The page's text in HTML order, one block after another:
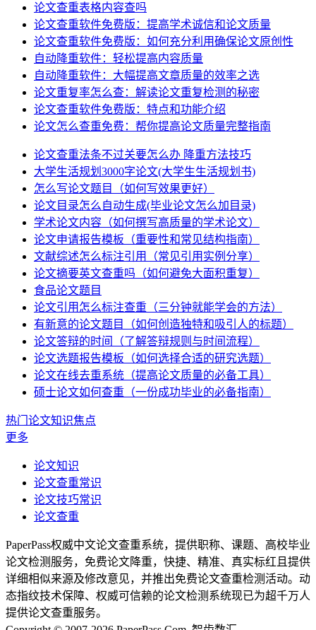
论文查重表格内容查吗
论文查重软件免费版：提高学术诚信和论文质量
论文查重软件免费版：如何充分利用确保论文原创性
自动降重软件：轻松提高内容质量
自动降重软件：大幅提高文章质量的效率之选
论文重复率怎么查：解读论文重复检测的秘密
论文查重软件免费版：特点和功能介绍
论文怎么查重免费：帮你提高论文质量完整指南
论文查重法条不过关要怎么办 降重方法技巧
大学生活规划3000字论文(大学生生活规划书)
怎么写论文题目（如何写效果更好）
论文目录怎么自动生成(毕业论文怎么加目录)
学术论文内容（如何撰写高质量的学术论文）
论文申请报告模板（重要性和常见结构指南）
文献综述怎么标注引用（常见引用实例分享）
论文摘要英文查重吗（如何避免大面积重复）
食品论文题目
论文引用怎么标注查重（三分钟就能学会的方法）
有新意的论文题目（如何创造独特和吸引人的标题）
论文答辩的时间（了解答辩规则与时间流程）
论文选题报告模板（如何选择合适的研究选题）
论文在线去重系统（提高论文质量的必备工具）
硕士论文如何查重（一份成功毕业的必备指南）
热门论文知识焦点
更多
论文知识
论文查重常识
论文技巧常识
论文查重
PaperPass权威中文论文查重系统，提供职称、课题、高校毕业
论文检测服务，免费论文降重，快捷、精准、真实标红且提供
详细相似来源及修改意见，并推出免费论文查重检测活动。动
态指纹技术保障、权威可信赖的论文检测系统现已为超千万人
提供论文查重服务。